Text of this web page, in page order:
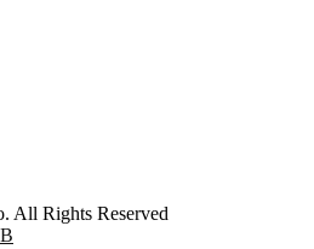
All Rights Reserved